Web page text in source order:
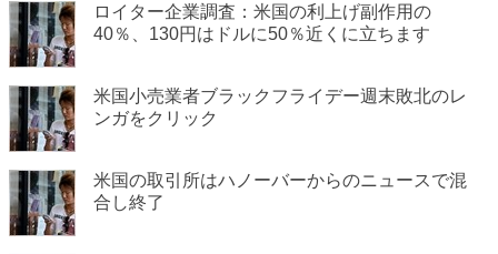
ロイター企業調査：米国の利上げ副作用の
40％、130円はドルに50％近くに立ちます
米国小売業者ブラックフライデー週末敗北のレ
ンガをクリック
米国の取引所はハノーバーからのニュースで混
合し終了